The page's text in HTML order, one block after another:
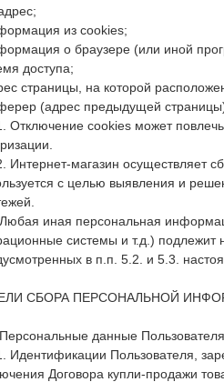
из cookies;
о браузере (или иной
доступа;
страницы, на которой
(адрес предыдущей
Отключение cookies может
Интернет-магазин осуществляет
с целью выявления и
иная персональная
системы и т.д.) подлежит
в п.п. 5.2. и 5.3.
СБОРА ПЕРСОНАЛЬНОЙ
данные
Идентификации Пользователя,
Договора купли-продажи